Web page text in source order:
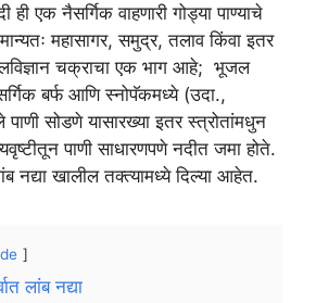
एक नैसर्गिक वाहणारी गोड्या पाण्याचे
महासागर, समुद्र, तलाव किंवा इतर
चक्राचा एक भाग आहे; भूजल
बर्फ आणि स्नोपॅकमध्ये (उदा.,
सोडणे यासारख्या इतर स्त्रोतांमधुन
पाणी साधारणपणे नदीत जमा होते.
नद्या खालील तक्त्यामध्ये दिल्या आहेत.
लांब नद्या